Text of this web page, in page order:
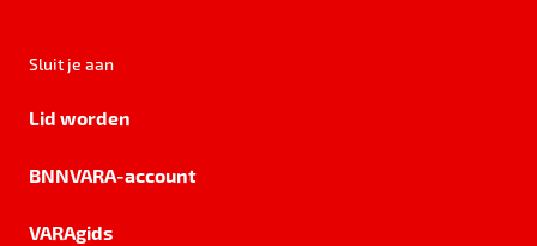
Sluit je aan
Lid worden
BNNVARA-account
VARAgids